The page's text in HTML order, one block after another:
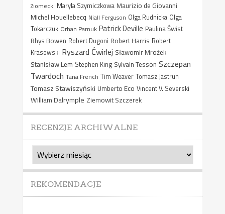
Ziomecki Maryla Szymiczkowa Maurizio de Giovanni
Michel Houellebecq Niall Ferguson Olga Rudnicka Olga
Tokarczuk Orhan Pamuk Patrick Deville Paulina Świst
Rhys Bowen Robert Dugoni Robert Harris Robert
Krasowski Ryszard Ćwirlej Sławomir Mrożek
Stanisław Lem Stephen King Sylvain Tesson Szczepan
Twardoch Tana French Tim Weaver Tomasz Jastrun
Tomasz Stawiszyński Umberto Eco Vincent V. Severski
William Dalrymple Ziemowit Szczerek
RECENZJE ARCHIWALNE
Recenzje
archiwalne
REKOMENDACJE